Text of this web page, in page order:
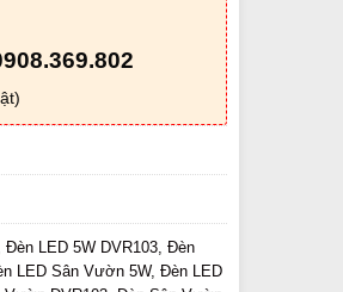
Đèn LED 5W DVR103, Đèn
LED Sân Vườn 5W, Đèn LED